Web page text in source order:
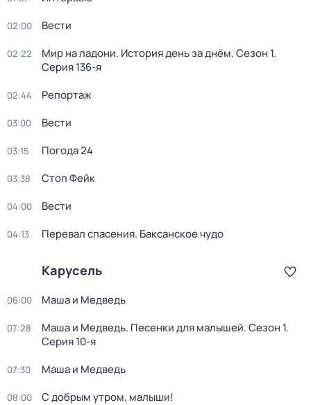
02:00 Вести
02:22 Мир на ладони. История день за днём. Сезон 1.
Серия 136-я
02:44 Репортаж
03:00 Вести
03:15 Погода 24
03:38 Стоп Фейк
04:00 Вести
04:13 Перевал спасения. Баксанское чудо
Карусель
06:00 Маша и Медведь
07:28 Маша и Медведь. Песенки для малышей. Сезон 1.
Серия 10-я
07:30 Маша и Медведь
08:00 С добрым утром, малыши!